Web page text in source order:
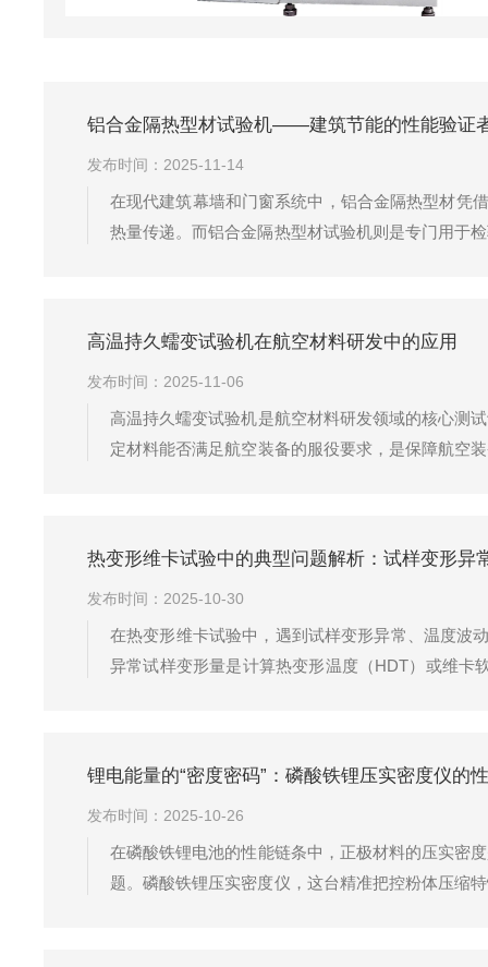
铝合金隔热型材试验机——建筑节能的性能验证
发布时间：2025-11-14
在现代建筑幕墙和门窗系统中，铝合金隔热型材凭
热量传递。而铝合金隔热型材试验机则是专门用于
高温持久蠕变试验机在航空材料研发中的应用
发布时间：2025-11-06
高温持久蠕变试验机是航空材料研发领域的核心测
定材料能否满足航空装备的服役要求，是保障航空
热变形维卡试验中的典型问题解析：试样变形异
发布时间：2025-10-30
在热变形维卡试验中，遇到试样变形异常、温度波
异常试样变形量是计算热变形温度（HDT）或维卡
锂电能量的“密度密码”：磷酸铁锂压实密度仪的
发布时间：2025-10-26
在磷酸铁锂电池的性能链条中，正极材料的压实密
题。磷酸铁锂压实密度仪，这台精准把控粉体压缩